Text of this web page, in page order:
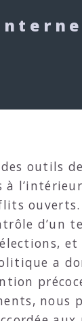
outils
d’un
a
nous